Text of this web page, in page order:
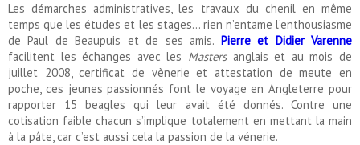
Les démarches administratives, les travaux du chenil en même
temps que les études et les stages… rien n’entame l’enthousiasme
de Paul de Beaupuis et de ses amis. Pierre et Didier Varenne
facilitent les échanges avec les Masters anglais et au mois de
juillet 2008, certificat de vènerie et attestation de meute en
poche, ces jeunes passionnés font le voyage en Angleterre pour
rapporter 15 beagles qui leur avait été donnés. Contre une
cotisation faible chacun s’implique totalement en mettant la main
à la pâte, car c’est aussi cela la passion de la vénerie.